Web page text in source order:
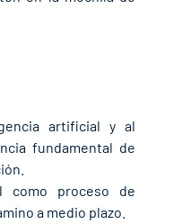
artificial y al
fundamental de
como proceso de
a medio plazo.